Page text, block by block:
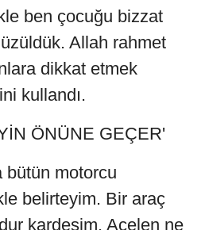
ben çocuğu bizzat
Allah rahmet
dikkat etmek
kullandı.
ÖNÜNE GEÇER'
bütün motorcu
belirteyim. Bir araç
kardeşim. Acelen ne